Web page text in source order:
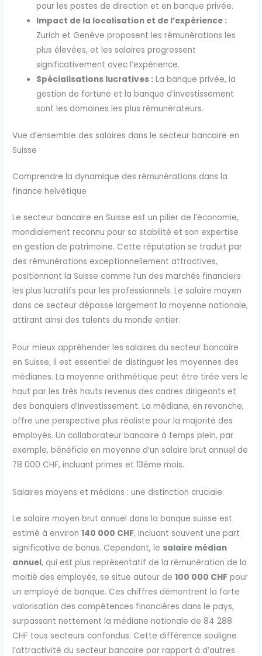
pour les postes de direction et en banque privée.
Impact de la localisation et de l’expérience :
Zurich et Genève proposent les rémunérations les
plus élevées, et les salaires progressent
significativement avec l’expérience.
Spécialisations lucratives : La banque privée, la
gestion de fortune et la banque d’investissement
sont les domaines les plus rémunérateurs.
Vue d’ensemble des salaires dans le secteur bancaire en
Suisse
Comprendre la dynamique des rémunérations dans la
finance helvétique
Le secteur bancaire en Suisse est un pilier de l’économie,
mondialement reconnu pour sa stabilité et son expertise
en gestion de patrimoine. Cette réputation se traduit par
des rémunérations exceptionnellement attractives,
positionnant la Suisse comme l’un des marchés financiers
les plus lucratifs pour les professionnels. Le salaire moyen
dans ce secteur dépasse largement la moyenne nationale,
attirant ainsi des talents du monde entier.
Pour mieux appréhender les salaires du secteur bancaire
en Suisse, il est essentiel de distinguer les moyennes des
médianes. La moyenne arithmétique peut être tirée vers le
haut par les très hauts revenus des cadres dirigeants et
des banquiers d’investissement. La médiane, en revanche,
offre une perspective plus réaliste pour la majorité des
employés. Un collaborateur bancaire à temps plein, par
exemple, bénéficie en moyenne d’un salaire brut annuel de
78 000 CHF, incluant primes et 13ème mois.
Salaires moyens et médians : une distinction cruciale
Le salaire moyen brut annuel dans la banque suisse est
estimé à environ140 000 CHF, incluant souvent une part
significative de bonus. Cependant, le salaire médian
annuel, qui est plus représentatif de la rémunération de la
moitié des employés, se situe autour de100 000 CHF pour
un employé de banque. Ces chiffres démontrent la forte
valorisation des compétences financières dans le pays,
surpassant nettement la médiane nationale de 84 288
CHF tous secteurs confondus. Cette différence souligne
l’attractivité du secteur bancaire par rapport à d’autres